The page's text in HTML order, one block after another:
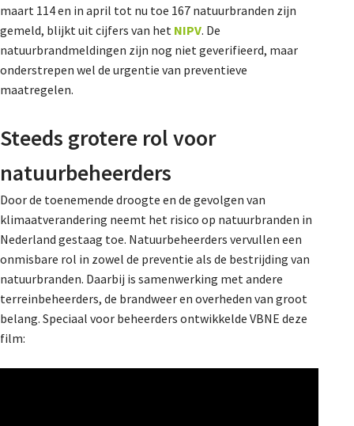
maart 114 en in april tot nu toe 167 natuurbranden zijn
gemeld, blijkt uit cijfers van het NIPV. De
natuurbrandmeldingen zijn nog niet geverifieerd, maar
onderstrepen wel de urgentie van preventieve
maatregelen.
Steeds grotere rol voor
natuurbeheerders
Door de toenemende droogte en de gevolgen van
klimaatverandering neemt het risico op natuurbranden in
Nederland gestaag toe. Natuurbeheerders vervullen een
onmisbare rol in zowel de preventie als de bestrijding van
natuurbranden. Daarbij is samenwerking met andere
terreinbeheerders, de brandweer en overheden van groot
belang. Speciaal voor beheerders ontwikkelde VBNE deze
film:
Contact